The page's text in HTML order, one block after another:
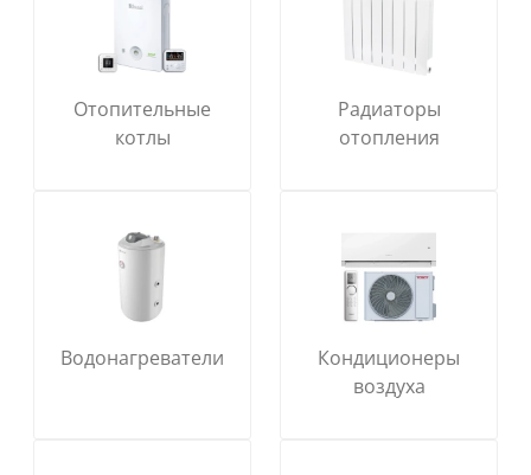
Отопительные
котлы
Радиаторы
отопления
Водонагреватели
Кондиционеры
воздуха